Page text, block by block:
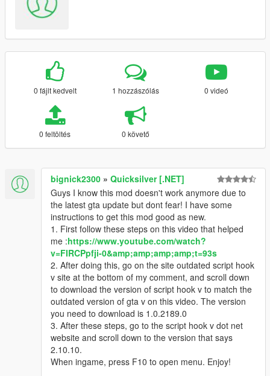
0 fájlt kedvelt 1 hozzászólás 0 videó
0 feltöltés 0 követő
bignick2300 » Quicksilver [.NET]
Guys I know this mod doesn't work anymore due to
the latest gta update but dont fear! I have some
instructions to get this mod good as new.
1. First follow these steps on this video that helped
me :https://www.youtube.com/watch?
v=FIRCPpfji-0&amp;amp;amp;amp;t=93s
2. After doing this, go on the site outdated script hook
v site at the bottom of my comment, and scroll down
to download the version of script hook v to match the
outdated version of gta v on this video. The version
you need to download is 1.0.2189.0
3. After these steps, go to the script hook v dot net
website and scroll down to the version that says
2.10.10.
When ingame, press F10 to open menu. Enjoy!